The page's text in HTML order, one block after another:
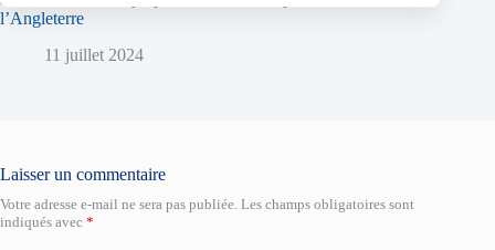
l’Angleterre
11 juillet 2024
Laisser un commentaire
Votre adresse e-mail ne sera pas publiée. Les champs obligatoires sont
indiqués avec *